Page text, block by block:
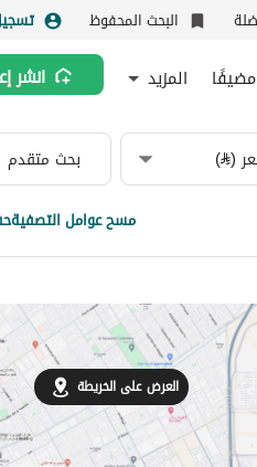
البحث المحفوظ
المزيد انشر
(⃁) بحث متقدم
مسح عوامل التصفية
العرض على الخريطة